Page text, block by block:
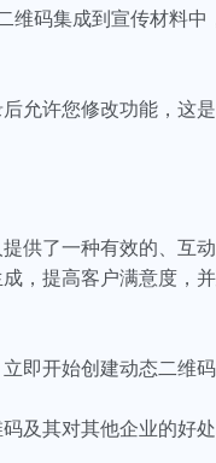
维码集成到宣传材料
允许您修改功能，这
供了一种有效的、互
，提高客户满意度，
即开始创建动态二维
及其对其他企业的好